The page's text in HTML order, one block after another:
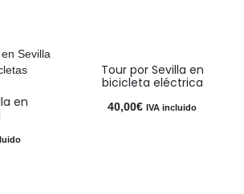
en
Tour por Sevilla en
bicicleta eléctrica
40,00€ IVA incluido